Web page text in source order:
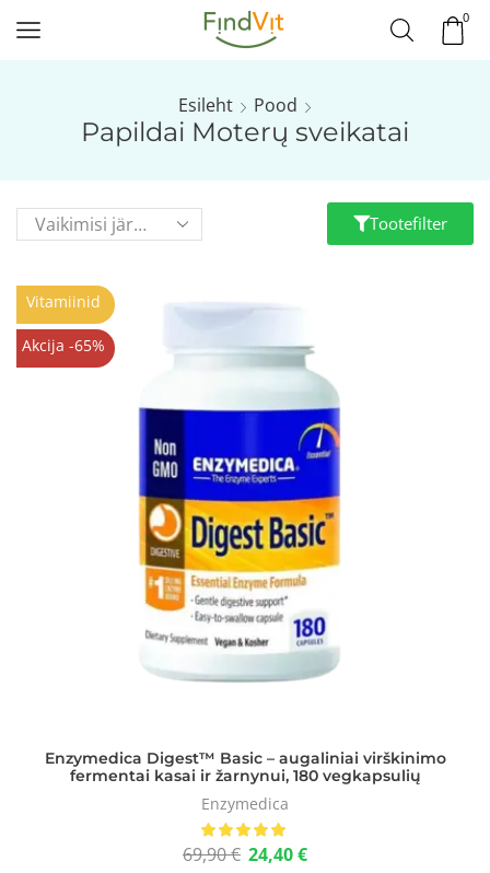
0
Esileht Pood
Papildai Moterų sveikatai
Tootefilter
Vitamiinid
Akcija -65%
Enzymedica Digest™ Basic – augaliniai virškinimo
fermentai kasai ir žarnynui, 180 vegkapsulių
Enzymedica
69,90€ 24,40€